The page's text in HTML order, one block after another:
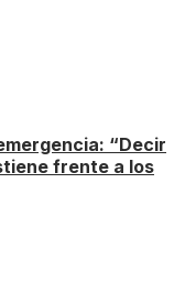
“Decir
frente a los